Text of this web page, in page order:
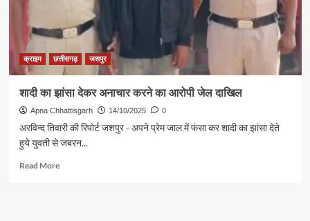
क्राइम छत्तीसगढ़ जशपुर
शादी का झांसा देकर अनाचार करने का आरोपी जेल दाखिल
Apna Chhattisgarh 14/10/2025 0
अरविन्द तिवारी की रिपोर्ट जशपुर - अपने प्रेम जाल में फंसा कर शादी का झांसा देते
हुये युवती से जबरन...
Read MoreRead